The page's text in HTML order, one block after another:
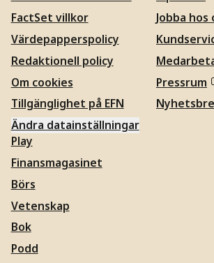
FactSet villkor
Värdepapperspolicy
Redaktionell policy
Om cookies
Tillgänglighet på EFN
Ändra datainställningar
Jobba hos
Pressrum
Play
Finansmagasinet
Börs
Vetenskap
Bok
Podd